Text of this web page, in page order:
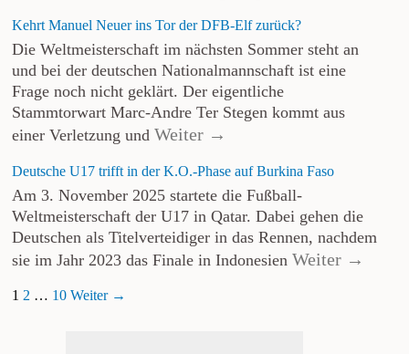
Kehrt Manuel Neuer ins Tor der DFB-Elf zurück?
Die Weltmeisterschaft im nächsten Sommer steht an
und bei der deutschen Nationalmannschaft ist eine
Frage noch nicht geklärt. Der eigentliche
Stammtorwart Marc-Andre Ter Stegen kommt aus
einer Verletzung und Weiter →
Deutsche U17 trifft in der K.O.-Phase auf Burkina Faso
Am 3. November 2025 startete die Fußball-
Weltmeisterschaft der U17 in Qatar. Dabei gehen die
Deutschen als Titelverteidiger in das Rennen, nachdem
sie im Jahr 2023 das Finale in Indonesien Weiter →
1 2 … 10 Weiter →